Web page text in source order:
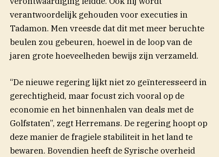
verantwoordelijk gehouden voor executies in
Tadamon. Men vreesde dat dit met meer beruchte
beulen zou gebeuren, hoewel in de loop van de
jaren grote hoeveelheden bewijs zijn verzameld.
“De nieuwe regering lijkt niet zo geïnteresseerd in
gerechtigheid, maar focust zich vooral op de
economie en het binnenhalen van deals met de
Golfstaten”, zegt Herremans. De regering hoopt op
deze manier de fragiele stabiliteit in het land te
bewaren. Bovendien heeft de Syrische overheid